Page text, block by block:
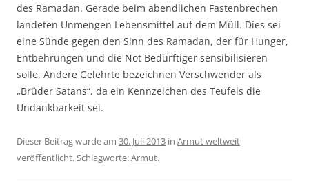
des Ramadan. Gerade beim abendlichen Fastenbrechen
landeten Unmengen Lebensmittel auf dem Müll. Dies sei
eine Sünde gegen den Sinn des Ramadan, der für Hunger,
Entbehrungen und die Not Bedürftiger sensibilisieren
solle. Andere Gelehrte bezeichnen Verschwender als
„Brüder Satans“, da ein Kennzeichen des Teufels die
Undankbarkeit sei.
Dieser Beitrag wurde am 30. Juli 2013 in Armut weltweit
veröffentlicht. Schlagworte:Armut.